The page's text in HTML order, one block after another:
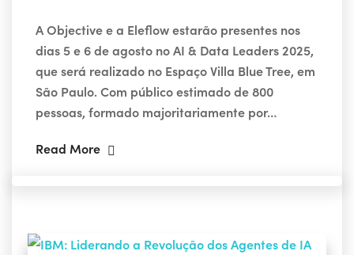
A Objective e a Eleflow estarão presentes nos
dias 5 e 6 de agosto no AI & Data Leaders 2025,
que será realizado no Espaço Villa Blue Tree, em
São Paulo. Com público estimado de 800
pessoas, formado majoritariamente por…
Read More